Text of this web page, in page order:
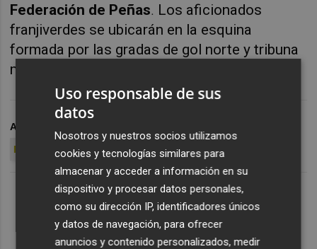
Federación de Peñas. Los aficionados
franjiverdes se ubicarán en la esquina
formada por las gradas de gol norte y tribuna
marcador.
ARCHIVADO EN
FEDERACIÓN DE PEÑAS DEL ELCHE
Uso responsable de sus
datos
Nosotros y nuestros socios utilizamos
cookies y tecnologías similares para
almacenar y acceder a información en su
dispositivo y procesar datos personales,
como su dirección IP, identificadores únicos
y datos de navegación, para ofrecer
anuncios y contenido personalizados, medir